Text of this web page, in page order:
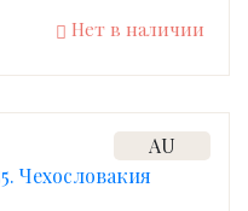
Нет в наличии
AU